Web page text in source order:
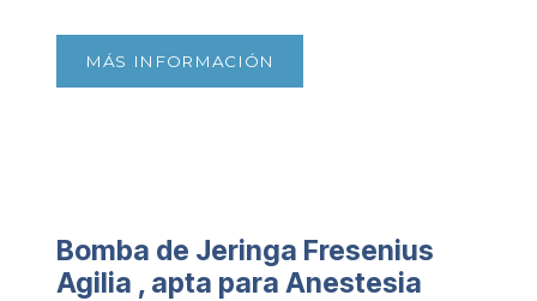
MÁS INFORMACIÓN
Bomba de Jeringa Fresenius
Agilia , apta para Anestesia